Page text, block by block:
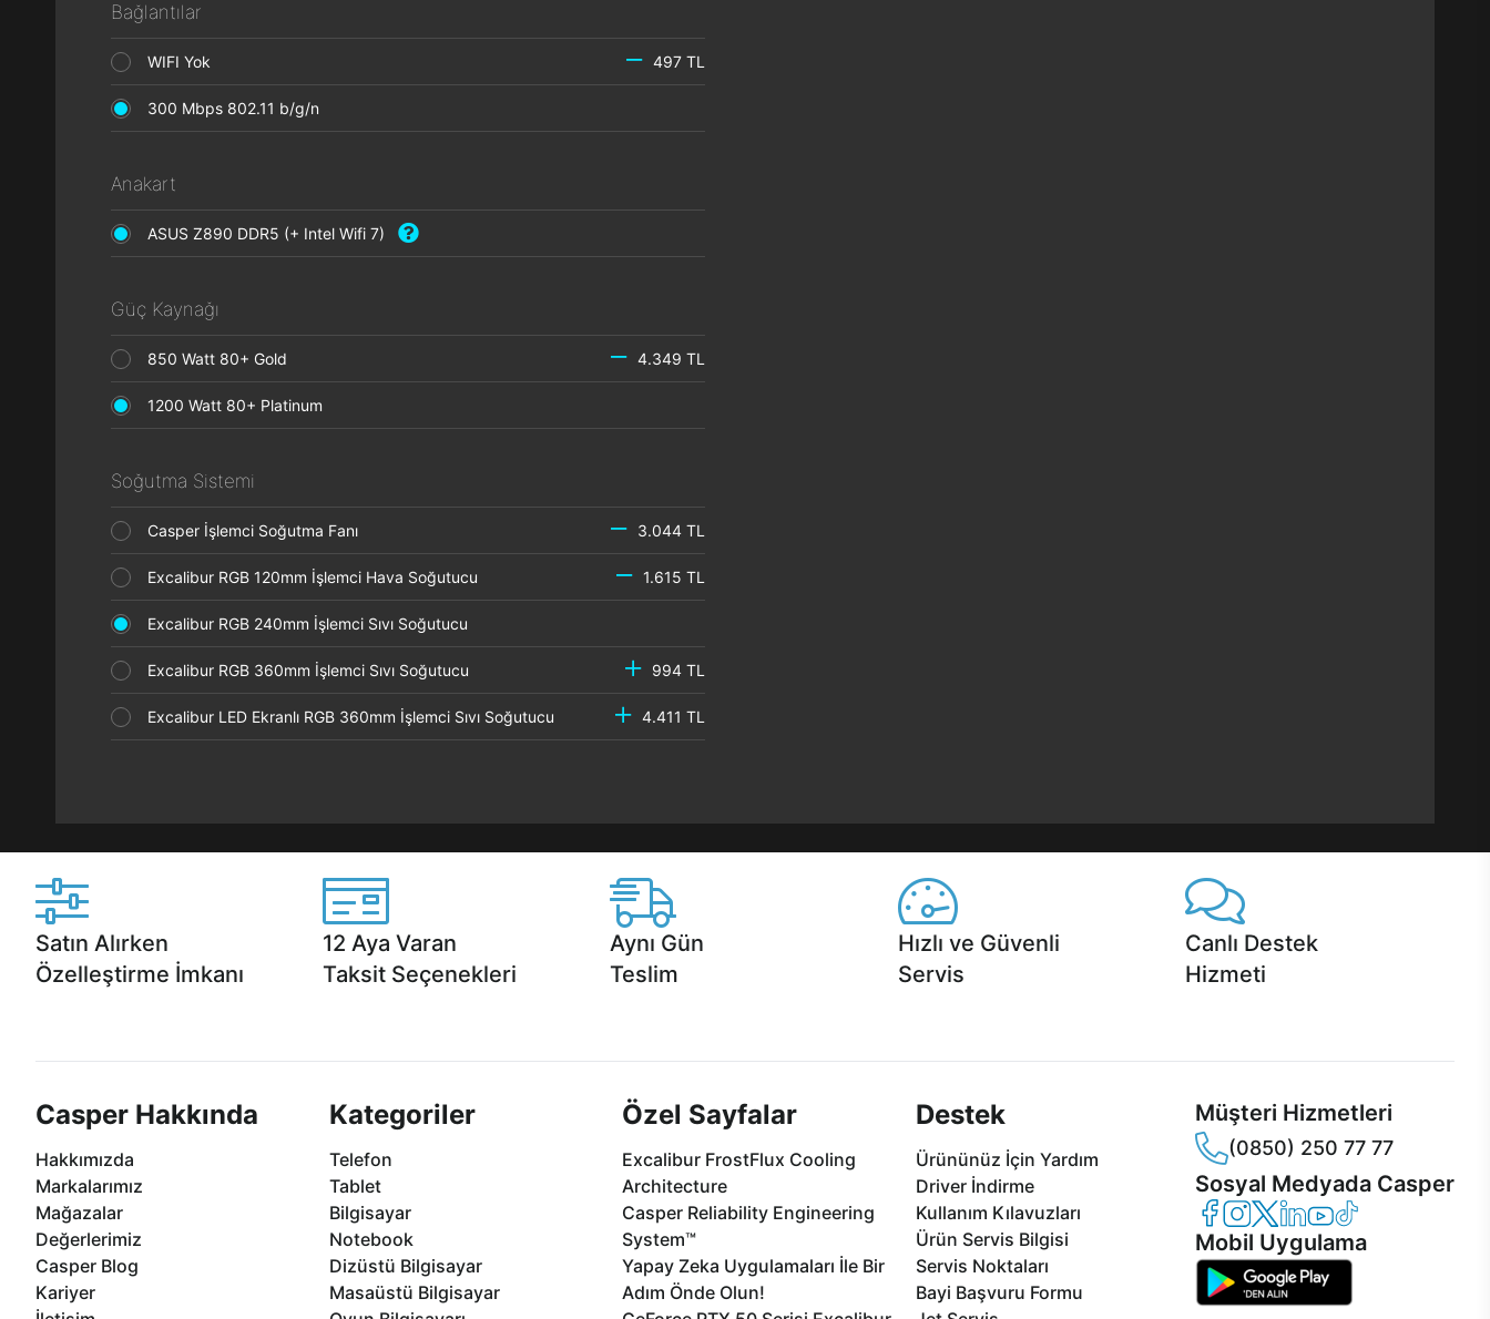
Bağlantılar
WIFI Yok 497 TL
300 Mbps 802.11 b/g/n
Anakart
ASUS Z890 DDR5 (+ Intel Wifi 7)
Güç Kaynağı
850 Watt 80+ Gold 4.349 TL
1200 Watt 80+ Platinum
Soğutma Sistemi
Casper İşlemci Soğutma Fanı 3.044 TL
Excalibur RGB 120mm İşlemci Hava Soğutucu 1.615 TL
Excalibur RGB 240mm İşlemci Sıvı Soğutucu
Excalibur RGB 360mm İşlemci Sıvı Soğutucu 994 TL
Excalibur LED Ekranlı RGB 360mm İşlemci Sıvı Soğutucu 4.411 TL
Satın Alırken
Özelleştirme İmkanı
12 Aya Varan
Taksit Seçenekleri
Aynı Gün
Teslim
Hızlı ve Güvenli
Servis
Canlı Destek
Hizmeti
Casper Hakkında
Hakkımızda
Markalarımız
Mağazalar
Değerlerimiz
Casper Blog
Kariyer
Kategoriler
Telefon
Tablet
Bilgisayar
Notebook
Dizüstü Bilgisayar
Masaüstü Bilgisayar
Özel Sayfalar
Excalibur FrostFlux Cooling
Architecture
Casper Reliability Engineering
System™
Yapay Zeka Uygulamaları İle Bir
Adım Önde Olun!
Destek
Ürününüz İçin Yardım
Driver İndirme
Kullanım Kılavuzları
Ürün Servis Bilgisi
Servis Noktaları
Bayi Başvuru Formu
Müşteri Hizmetleri
(0850) 250 77 77
Sosyal Medyada Casper
Casper Facebook
Casper Instagram
Casper Twitter
Casper LinkedIn
Casper YouTube
Casper TikTok
Mobil Uygulama